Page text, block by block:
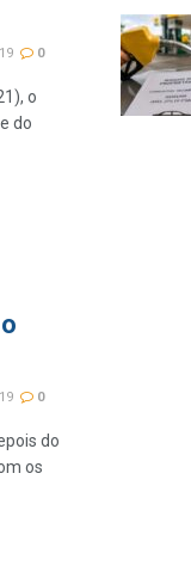
0
o
do
0
do
os